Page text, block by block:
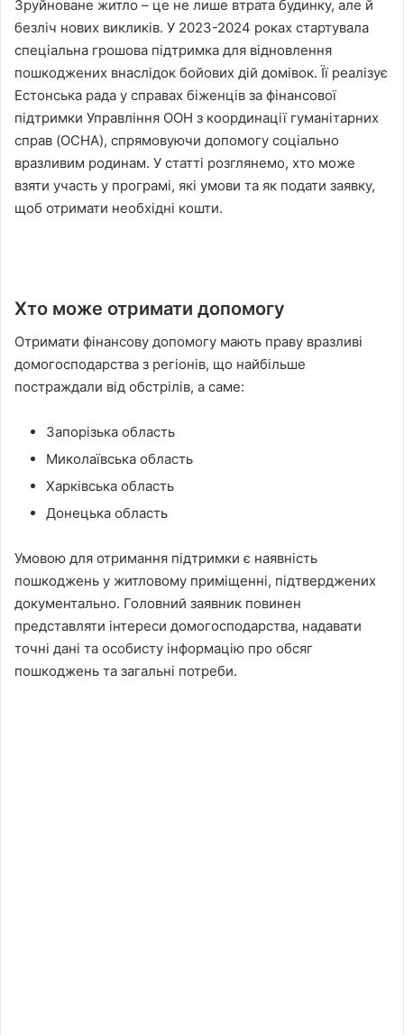
Зруйноване житло – це не лише втрата будинку, але й
безліч нових викликів. У 2023-2024 роках стартувала
спеціальна грошова підтримка для відновлення
пошкоджених внаслідок бойових дій домівок. Її реалізує
Естонська рада у справах біженців за фінансової
підтримки Управління ООН з координації гуманітарних
справ (OCHA), спрямовуючи допомогу соціально
вразливим родинам. У статті розглянемо, хто може
взяти участь у програмі, які умови та як подати заявку,
щоб отримати необхідні кошти.
Хто може отримати допомогу
Отримати фінансову допомогу мають праву вразливі
домогосподарства з регіонів, що найбільше
постраждали від обстрілів, а саме:
Запорізька область
Миколаївська область
Харківська область
Донецька область
Умовою для отримання підтримки є наявність
пошкоджень у житловому приміщенні, підтверджених
документально. Головний заявник повинен
представляти інтереси домогосподарства, надавати
точні дані та особисту інформацію про обсяг
пошкоджень та загальні потреби.